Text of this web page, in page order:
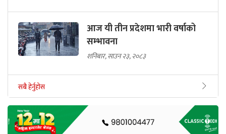
आज यी तीन प्रदेशमा भारी वर्षाको
सम्भावना
शनिबार, साउन २३, २०८३
सबै हेर्नुहोस